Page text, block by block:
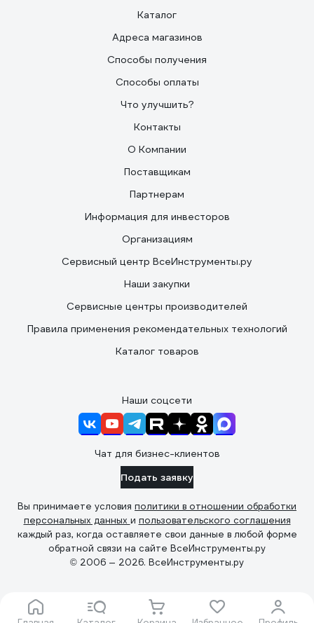
Каталог
Адреса магазинов
Способы получения
Способы оплаты
Что улучшить?
Контакты
О Компании
Поставщикам
Партнерам
Информация для инвесторов
Организациям
Сервисный центр ВсеИнструменты.ру
Наши закупки
Сервисные центры производителей
Правила применения рекомендательных технологий
Каталог товаров
Наши соцсети
Чат для бизнес-клиентов
Подать заявку
Вы принимаете условия политики в отношении обработки
персональных данных и пользовательского соглашения
каждый раз, когда оставляете свои данные в любой форме
обратной связи на сайте ВсеИнструменты.ру
© 2006 — 2026. ВсеИнструменты.ру